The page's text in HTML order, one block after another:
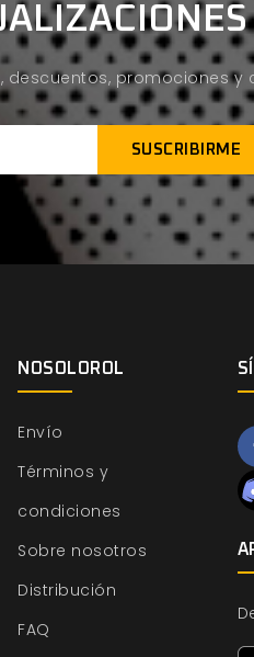
promociones y
NOSOLOROL
Envío
Términos y
condiciones
Sobre nosotros
Distribución
FAQ